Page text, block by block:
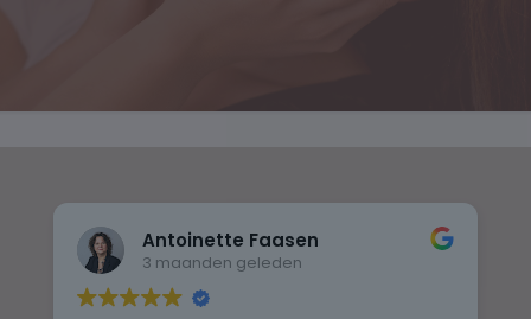
Antoinette Faasen
3 maanden geleden